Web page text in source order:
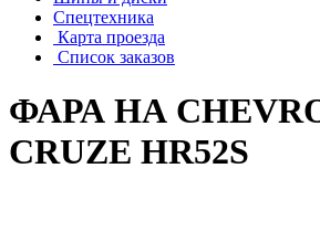
Спецтехника
Карта проезда
Список заказов
ФАРА НА
CRUZE HR52S